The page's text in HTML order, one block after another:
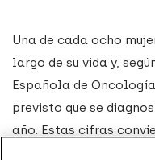
Una de cada ocho
largo de su vida y,
Española de
previsto que se
año. Estas cifras